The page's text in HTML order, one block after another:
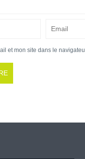
et mon site dans le